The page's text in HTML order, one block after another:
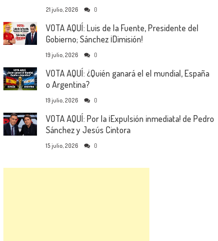
21 julio, 2026 0
VOTA AQUÍ: Luis de la Fuente, Presidente del
Gobierno; Sánchez ¡Dimisión!
19 julio, 2026 0
VOTA AQUÍ: ¿Quién ganará el el mundial, España
o Argentina?
19 julio, 2026 0
VOTA AQUÍ: Por la ¡Expulsión inmediata! de Pedro
Sánchez y Jesús Cintora
15 julio, 2026 0